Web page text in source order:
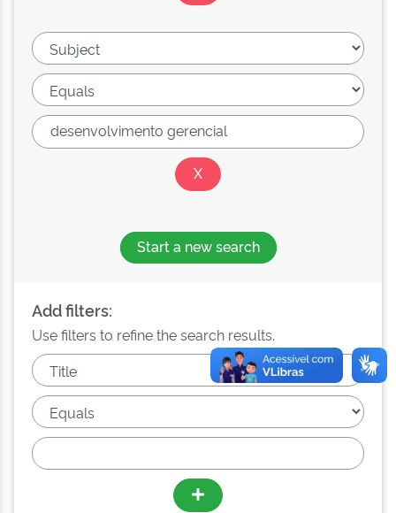
Start a new search
Add filters:
Use filters to refine the search results.